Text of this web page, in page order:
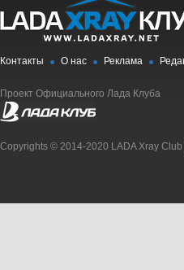
Контакты О нас Реклама
Проект Официального Лада Клуба
Copyrights © 2014-2020 LADA Xray